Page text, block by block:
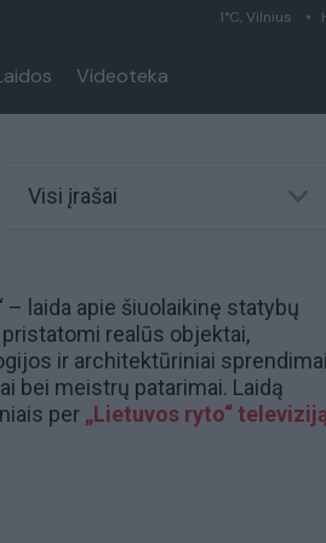
1°C, Vilnius
Videoteka
Visi įrašai
– laida apie šiuolaikinę statybų
realūs objektai,
ir architektūriniai
bei meistrų patarimai. Laidą
per „Lietuvos ryto“